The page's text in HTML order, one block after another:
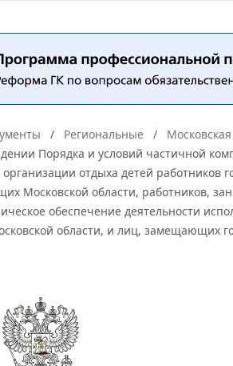
Региональные
Порядка и условий частичной
отдыха детей работников
Московской области, работников,
обеспечение деятельности
области, и лиц, замещающих